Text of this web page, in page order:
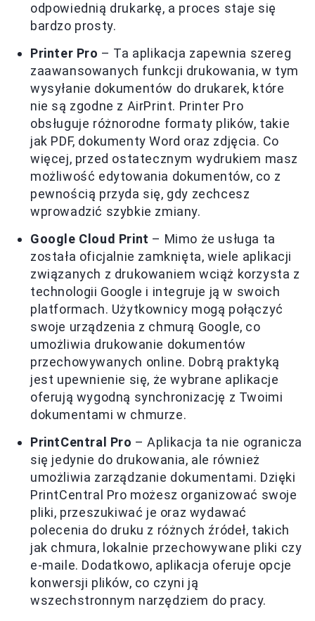
odpowiednią drukarkę, a proces staje się
bardzo prosty.
Printer Pro – Ta aplikacja zapewnia szereg
zaawansowanych funkcji drukowania, w tym
wysyłanie dokumentów do drukarek, które
nie są zgodne z AirPrint. Printer Pro
obsługuje różnorodne formaty plików, takie
jak PDF, dokumenty Word oraz zdjęcia. Co
więcej, przed ostatecznym wydrukiem masz
możliwość edytowania dokumentów, co z
pewnością przyda się, gdy zechcesz
wprowadzić szybkie zmiany.
Google Cloud Print – Mimo że usługa ta
została oficjalnie zamknięta, wiele aplikacji
związanych z drukowaniem wciąż korzysta z
technologii Google i integruje ją w swoich
platformach. Użytkownicy mogą połączyć
swoje urządzenia z chmurą Google, co
umożliwia drukowanie dokumentów
przechowywanych online. Dobrą praktyką
jest upewnienie się, że wybrane aplikacje
oferują wygodną synchronizację z Twoimi
dokumentami w chmurze.
PrintCentral Pro – Aplikacja ta nie ogranicza
się jedynie do drukowania, ale również
umożliwia zarządzanie dokumentami. Dzięki
PrintCentral Pro możesz organizować swoje
pliki, przeszukiwać je oraz wydawać
polecenia do druku z różnych źródeł, takich
jak chmura, lokalnie przechowywane pliki czy
e-maile. Dodatkowo, aplikacja oferuje opcje
konwersji plików, co czyni ją
wszechstronnym narzędziem do pracy.